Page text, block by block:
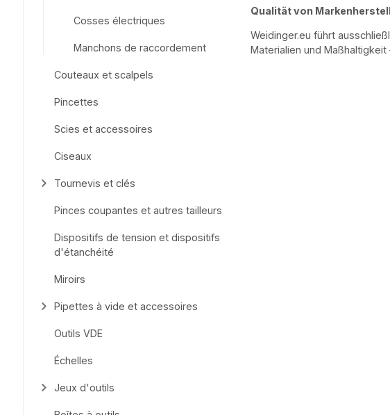
Cosses électriques
Manchons de raccordement
Couteaux et scalpels
Pincettes
Scies et accessoires
Ciseaux
Tournevis et clés
Pinces coupantes et autres tailleurs
Dispositifs de tension et dispositifs
d'étanchéité
Miroirs
Pipettes à vide et accessoires
Outils VDE
Échelles
Jeux d'outils
Qualität von
Weidinger.eu führt
Materialien und